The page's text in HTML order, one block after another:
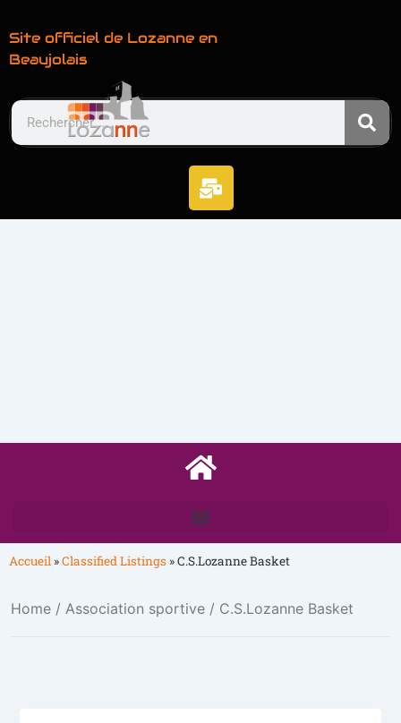
Site officiel de Lozanne en
Beaujolais
Accueil »Classified Listings »C.S.Lozanne Basket
Home / Association sportive / C.S.Lozanne Basket